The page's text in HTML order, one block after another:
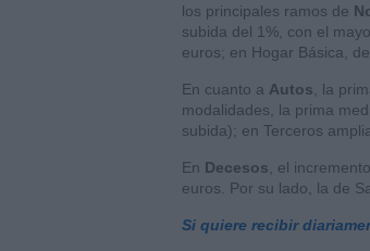
los principales ramos de
subida del 1%, con el
euros; en Hogar Básica,
En cuanto a Autos , la
modalidades, la prima
subida); en Terceros
En Decesos , el
euros. Por su lado, la de
Si quiere recibir